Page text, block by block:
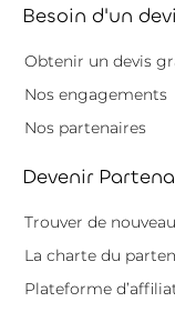
Besoin d'un
Obtenir un devis
Nos engagements
Nos partenaires
Devenir
Trouver de
La charte du
Plateforme